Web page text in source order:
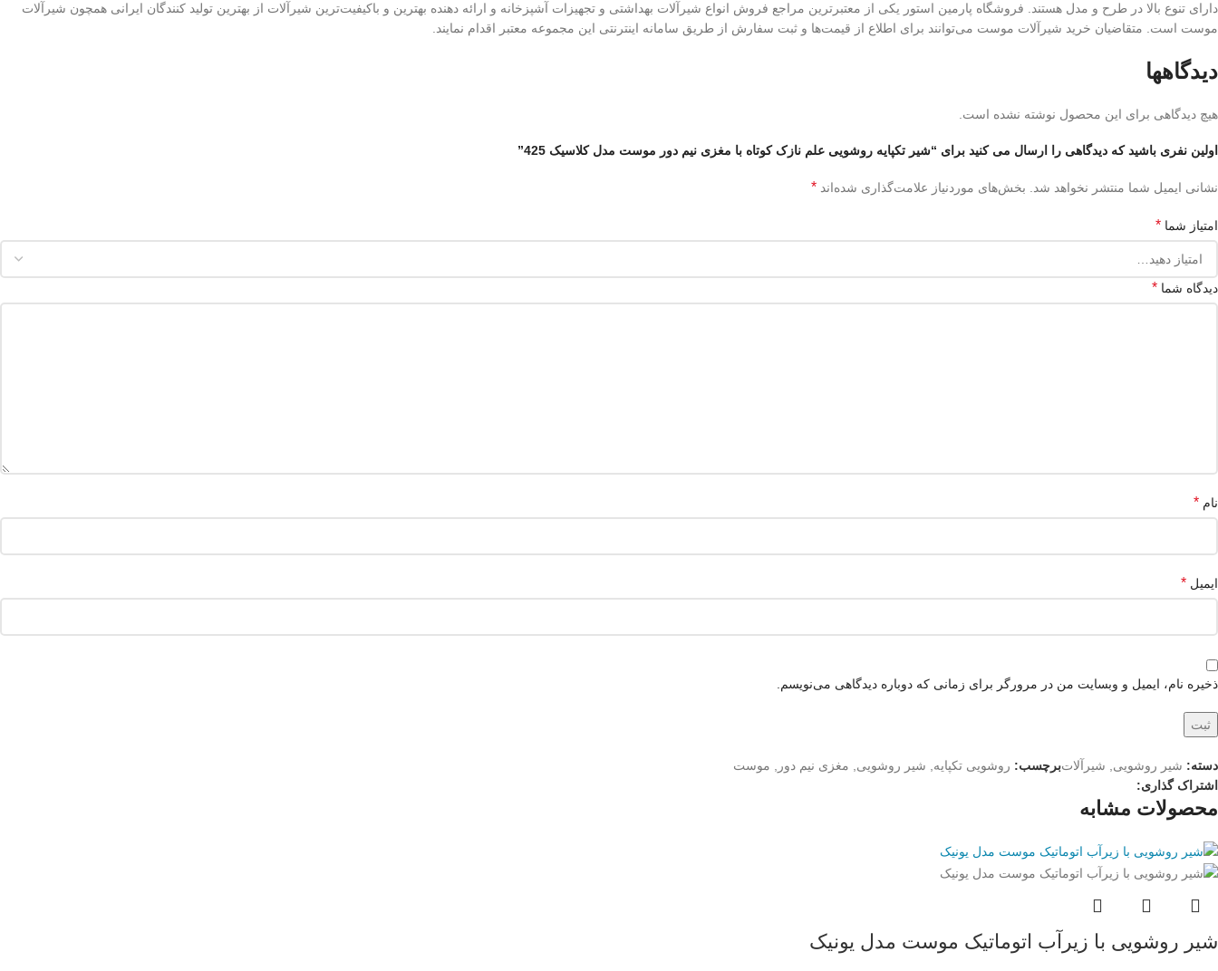
دارای تنوع بالا در طرح و مدل هستند. فروشگاه پارمین استور یکی از معتبرترین مراجع فروش انواع شیرآلات بهداشتی و تجهیزات آشپزخانه و ارائه دهنده بهترین و باکیفیت‌ترین شیرآلات از بهترین تولید کنندگان ایرانی همچون شیرآلات
موست است. متقاضیان خرید شیرآلات موست می‌توانند برای اطلاع از قیمت‌ها و ثبت سفارش از طریق سامانه اینترنتی این مجموعه معتبر اقدام نمایند.
دیدگاهها
هیچ دیدگاهی برای این محصول نوشته نشده است.
اولین نفری باشید که دیدگاهی را ارسال می کنید برای “شیر تکپایه روشویی علم نازک کوتاه با مغزی نیم دور موست مدل کلاسیک 425”
نشانی ایمیل شما منتشر نخواهد شد. بخش‌های موردنیاز علامت‌گذاری شده‌اند *
امتیاز شما *
دیدگاه شما *
نام *
ایمیل *
ذخیره نام، ایمیل و وبسایت من در مرورگر برای زمانی که دوباره دیدگاهی می‌نویسم.
دسته: شیر روشویی شیرآلاتبرچسب: روشویی تکپایه شیر روشویی مغزی نیم دور
موست
اشتراک گذاری:
محصولات مشابه
شیر روشویی با زیرآب اتوماتیک موست مدل یونیک